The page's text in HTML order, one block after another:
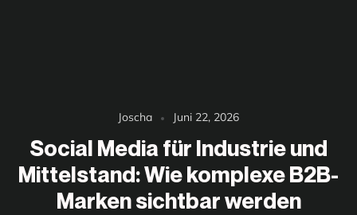
Joscha Juni 22, 2026
Social Media für Industrie und
Mittelstand: Wie komplexe B2B-
Marken sichtbar werden